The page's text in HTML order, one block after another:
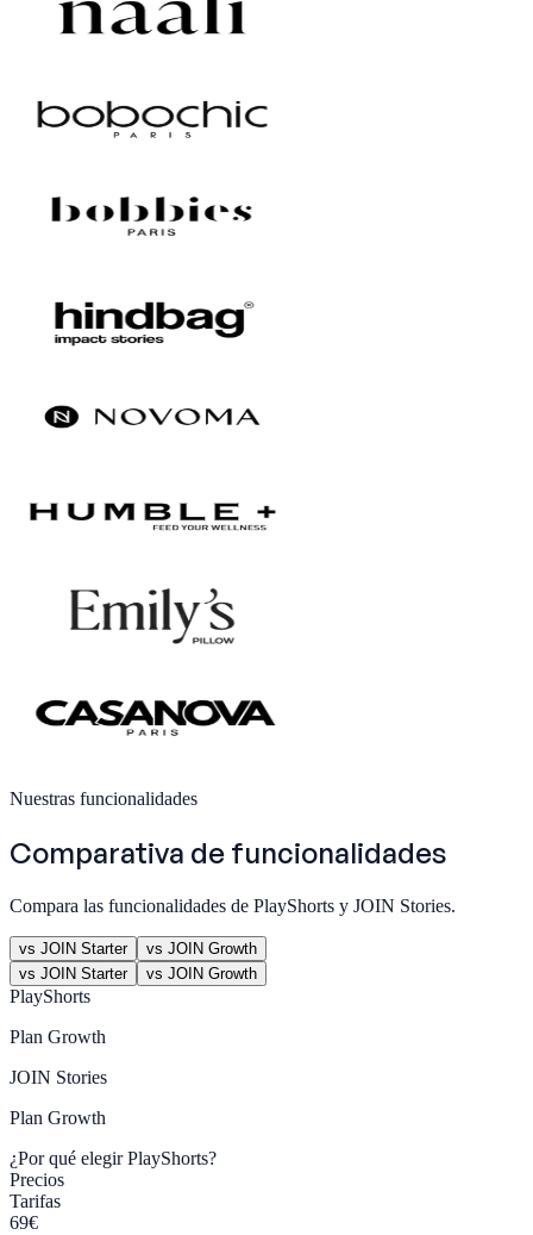
Nuestras funcionalidades
Comparativa de funcionalidades
Compara las funcionalidades de PlayShorts y JOIN Stories.
vs JOIN Starter
vs JOIN Growth
vs JOIN Starter
vs JOIN Growth
PlayShorts
Plan Growth
JOIN Stories
Plan Growth
¿Por qué elegir PlayShorts?
Precios
Tarifas
69€